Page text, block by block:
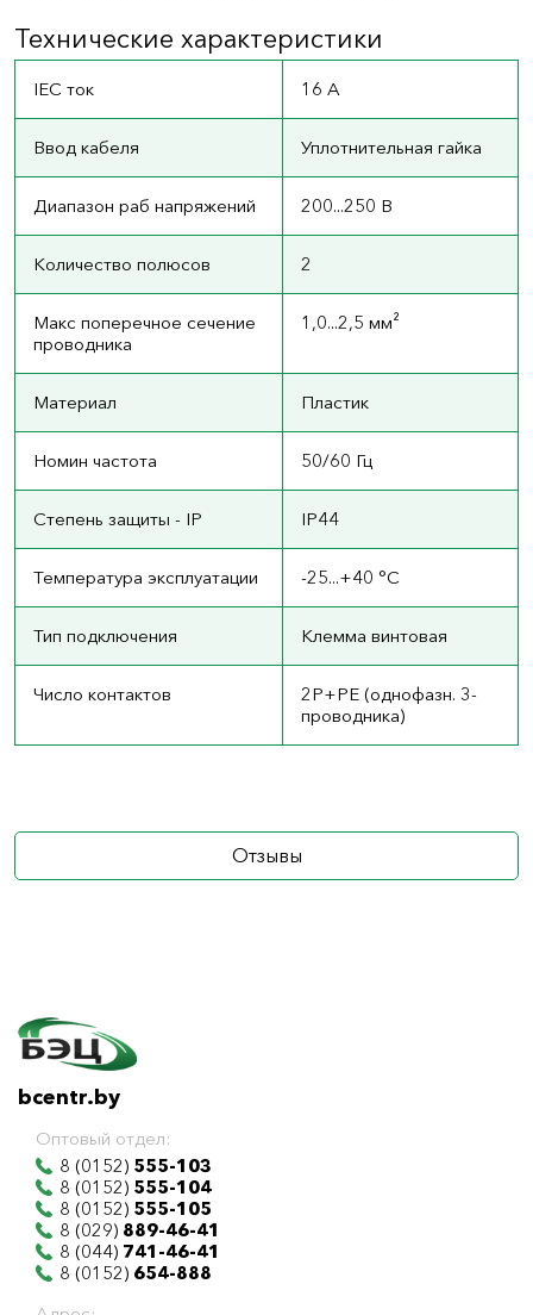
Технические характеристики
IEC ток 16 А
Ввод кабеля Уплотнительная гайка
Диапазон раб напряжений 200...250 В
Количество полюсов 2
Макс поперечное сечение
проводника
1,0...2,5 мм²
Материал Пластик
Номин частота 50/60 Гц
Степень защиты - IP IP44
Температура эксплуатации -25...+40 °C
Тип подключения Клемма винтовая
Число контактов
2P+PE (однофазн. 3-
проводника)
Отзывы
bcentr.by
Оптовый отдел:
8 (0152) 555-103
8 (0152) 555-104
8 (0152) 555-105
8 (029) 889-46-41
8 (044) 741-46-41
8 (0152) 654-888